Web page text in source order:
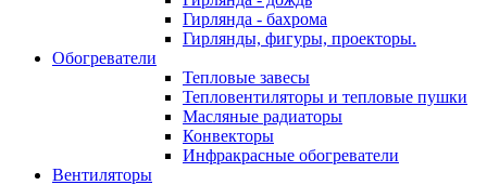
Гирлянда - бахрома
Гирлянды, фигуры, проекторы.
Обогреватели
Тепловые завесы
Тепловентиляторы и тепловые пушки
Масляные радиаторы
Конвекторы
Инфракрасные обогреватели
Вентиляторы